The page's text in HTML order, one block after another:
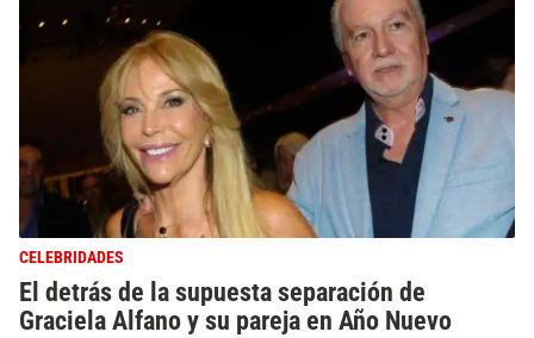
CELEBRIDADES
El detrás de la supuesta separación de
Graciela Alfano y su pareja en Año Nuevo